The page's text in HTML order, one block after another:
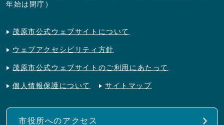
年始は閉庁）
茂原市公式ウェブサイトについて
ウェブアクセシビリティ方針
茂原市公式ウェブサイトのご利用にあたって
個人情報保護について サイトマップ
市役所へのアクセス